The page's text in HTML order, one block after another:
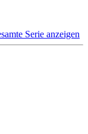
Serie anzeigen